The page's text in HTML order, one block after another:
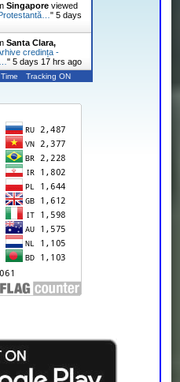
Singaporeviewed
" 5 days
Santa Clara,
credința -
" 5 days 17 hrs ago
Tracking ON